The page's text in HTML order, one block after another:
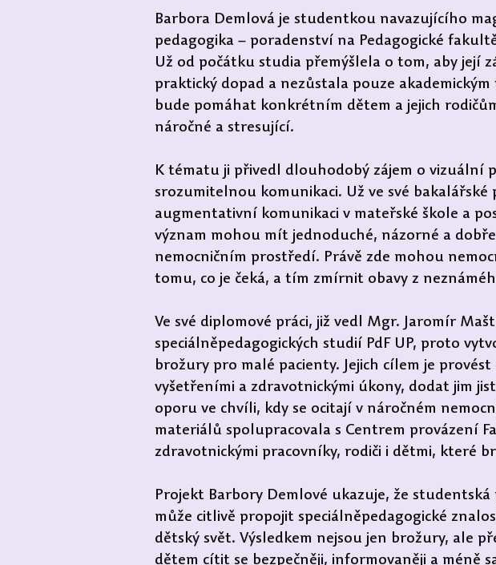
Barbora Demlová je studentkou navazujícího
pedagogika – poradenství na Pedagogické
Už od počátku studia přemýšlela o tom, aby její
praktický dopad a nezůstala pouze
bude pomáhat konkrétním dětem a jejich
náročné a stresující.
K tématu ji přivedl dlouhodobý zájem o
srozumitelnou komunikaci. Už ve své
augmentativní komunikaci v mateřské škole a
význam mohou mít jednoduché, názorné a
nemocničním prostředí. Právě zde mohou
tomu, co je čeká, a tím zmírnit obavy z
Ve své diplomové práci, již vedl Mgr. Jaromír
speciálněpedagogických studií PdF UP, proto
brožury pro malé pacienty. Jejich cílem je
vyšetřeními a zdravotnickými úkony, dodat jim
oporu ve chvíli, kdy se ocitají v náročném
materiálů spolupracovala s Centrem provázení
zdravotnickými pracovníky, rodiči i dětmi, které
Projekt Barbory Demlové ukazuje, že
může citlivě propojit speciálněpedagogické
dětský svět. Výsledkem nejsou jen brožury, ale
dětem cítit se bezpečněji, informovaněji a méně